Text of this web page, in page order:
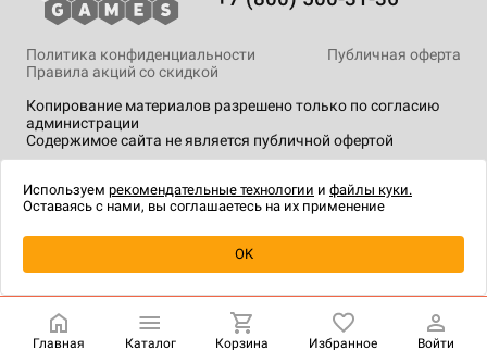
Уведомить о наличии
Копирование материалов разрешено только по согласию
администрации
Содержимое сайта не является публичной офертой
Политика конфиденциальности
Публичная оферта
Правила акций со скидкой
технологии.
Главная Каталог Корзина Избранное Войти
Используем рекомендательные технологии и файлы куки.
Оставаясь с нами, вы соглашаетесь на их применение
OK